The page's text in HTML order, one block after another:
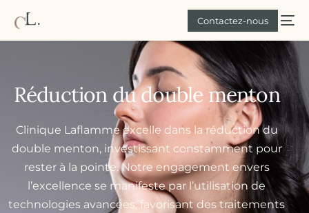
Contactez-nous
Réduction du double menton
Clinique Laflamme excelle dans la réduction du
double menton, investissant constamment pour
rester à la pointe. Notre engagement envers
l’excellence se manifeste par l’utilisation de
technologies avancées, favorisant des traitements